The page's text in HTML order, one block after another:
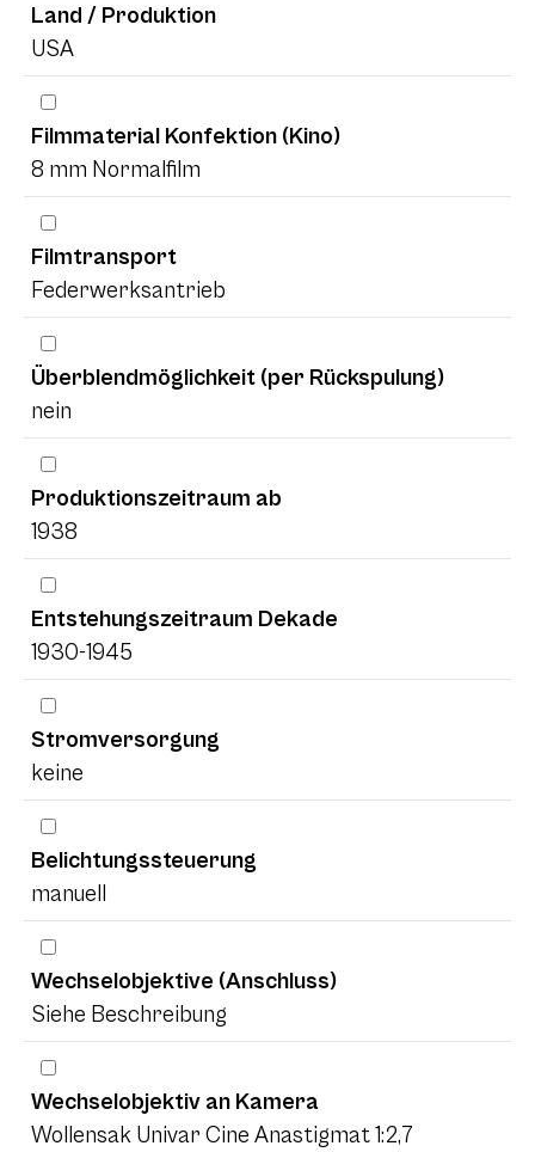
Land / Produktion
USA
Filmmaterial Konfektion (Kino)
8 mm Normalfilm
Filmtransport
Federwerksantrieb
Überblendmöglichkeit (per Rückspulung)
nein
Produktionszeitraum ab
1938
Entstehungszeitraum Dekade
1930-1945
Stromversorgung
keine
Belichtungssteuerung
manuell
Wechselobjektive (Anschluss)
Siehe Beschreibung
Wechselobjektiv an Kamera
Wollensak Univar Cine Anastigmat 1:2,7